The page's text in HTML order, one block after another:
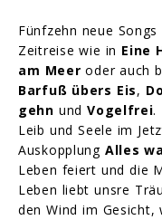
Fünfzehn neue
Zeitreise wie in Eine
am Meer oder auch
Barfuß übers Eis,
gehn undVogelfrei.
Leib und Seele im
Auskopplung Alles
Leben feiert und die
Leben liebt unsre
den Wind im Gesicht,